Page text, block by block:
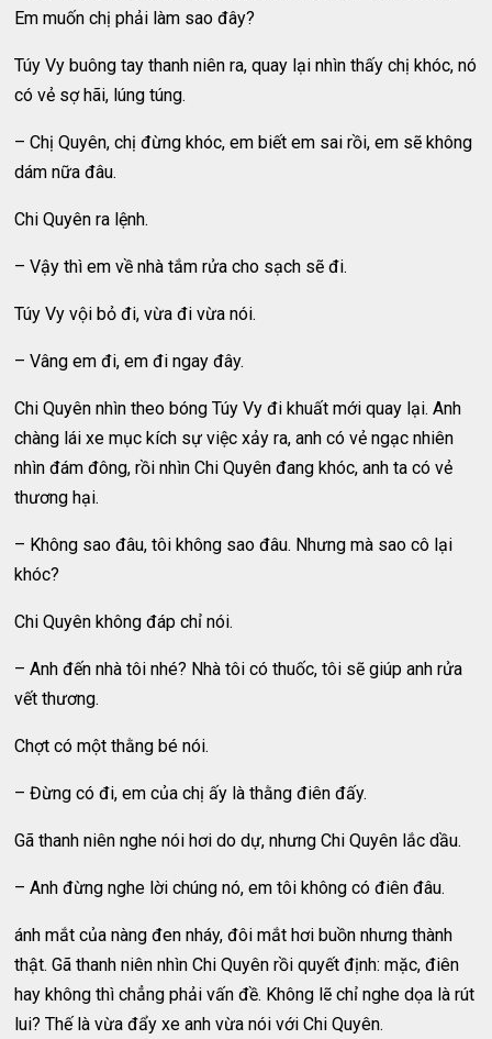
Em muốn chị phải làm sao đây?
Túy Vy buông tay thanh niên ra, quay lại nhìn thấy chị khóc, nó
có vẻ sợ hãi, lúng túng.
– Chị Quyên, chị đừng khóc, em biết em sai rồi, em sẽ không
dám nữa đâu.
Chi Quyên ra lệnh.
– Vậy thì em về nhà tắm rửa cho sạch sẽ đi.
Túy Vy vội bỏ đi, vừa đi vừa nói.
– Vâng em đi, em đi ngay đây.
Chi Quyên nhìn theo bóng Túy Vy đi khuất mới quay lại. Anh
chàng lái xe mục kích sự việc xảy ra, anh có vẻ ngạc nhiên
nhìn đám đông, rồi nhìn Chi Quyên đang khóc, anh ta có vẻ
thương hại.
– Không sao đâu, tôi không sao đâu. Nhưng mà sao cô lại
khóc?
Chi Quyên không đáp chỉ nói.
– Anh đến nhà tôi nhé? Nhà tôi có thuốc, tôi sẽ giúp anh rửa
vết thương.
Chợt có một thằng bé nói.
– Đừng có đi, em của chị ấy là thằng điên đấy.
Gã thanh niên nghe nói hơi do dự, nhưng Chi Quyên lắc dầu.
– Anh đừng nghe lời chúng nó, em tôi không có điên đâu.
ánh mắt của nàng đen nháy, đôi mắt hơi buồn nhưng thành
thật. Gã thanh niên nhìn Chi Quyên rồi quyết định: mặc, điên
hay không thì chẳng phải vấn đề. Không lẽ chỉ nghe dọa là rút
lui? Thế là vừa đẩy xe anh vừa nói với Chi Quyên.